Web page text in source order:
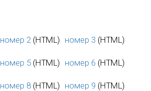
номер 2 (HTML) номер 3 (HTML)
номер 5 (HTML) номер 6 (HTML)
номер 8 (HTML) номер 9 (HTML)